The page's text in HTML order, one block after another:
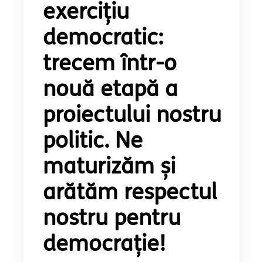
exercițiu
democratic:
trecem într-o
nouă etapă a
proiectului nostru
politic. Ne
maturizăm și
arătăm respectul
nostru pentru
democrație!